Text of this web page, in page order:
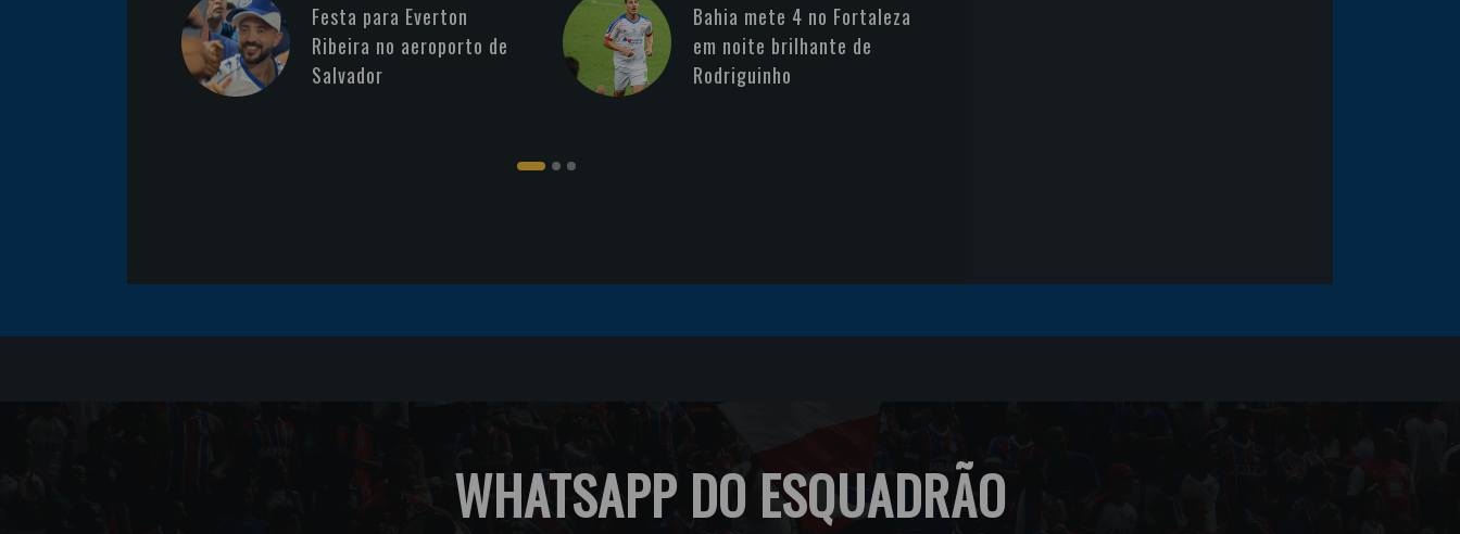
Festa para Everton
Ribeira no aeroporto de
Salvador
Bahia mete 4 no Fortaleza
em noite brilhante de
Rodriguinho
WHATSAPP DO ESQUADRÃO